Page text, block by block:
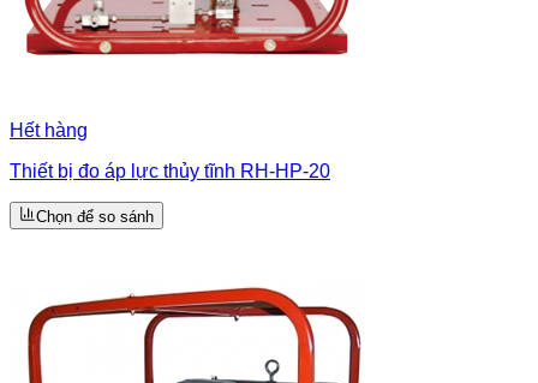
Hết hàng
Thiết bị đo áp lực thủy tĩnh RH-HP-20
Chọn để so sánh